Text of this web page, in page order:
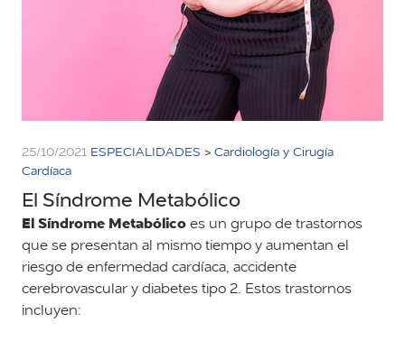
25/10/2021 ESPECIALIDADES > Cardiología y Cirugía
Cardíaca
El Síndrome Metabólico
El Síndrome Metabólicoes un grupo de trastornos
que se presentan al mismo tiempo y aumentan el
riesgo de enfermedad cardíaca, accidente
cerebrovascular y diabetes tipo 2. Estos trastornos
incluyen: